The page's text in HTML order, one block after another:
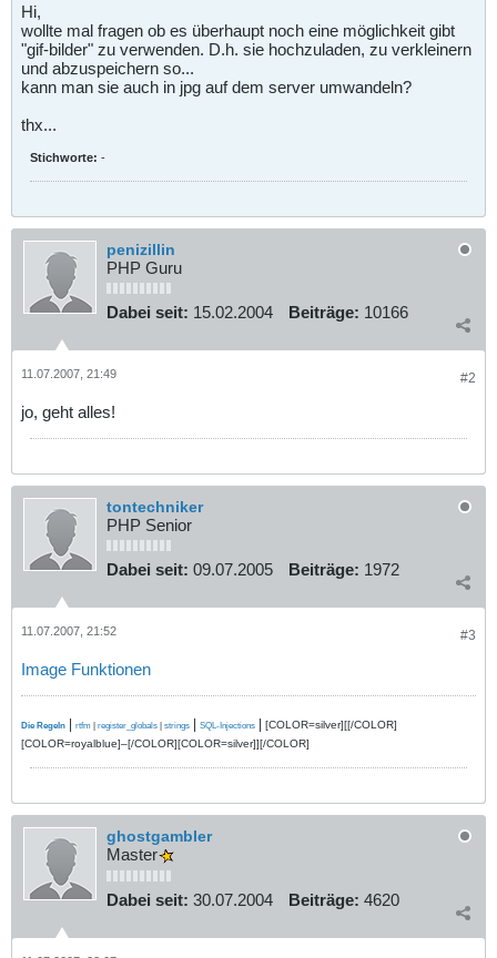
Hi,
wollte mal fragen ob es überhaupt noch eine möglichkeit gibt
"gif-bilder" zu verwenden. D.h. sie hochzuladen, zu verkleinern
und abzuspeichern so...
kann man sie auch in jpg auf dem server umwandeln?
thx...
Stichworte: -
penizillin
PHP Guru
Dabei seit: 15.02.2004 Beiträge: 10166
#2
11.07.2007, 21:49
jo, geht alles!
tontechniker
PHP Senior
Dabei seit: 09.07.2005 Beiträge: 1972
#3
11.07.2007, 21:52
Image Funktionen
Die Regeln | rtfm | register_globals | strings | SQL-Injections | [COLOR=silver][[/COLOR]
[COLOR=royalblue]–[/COLOR][COLOR=silver]][/COLOR]
ghostgambler
Master
Dabei seit: 30.07.2004 Beiträge: 4620